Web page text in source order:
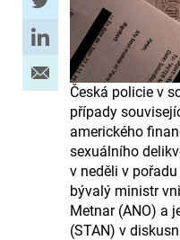
Česká policie v
případy
amerického
sexuálního
v neděli v
bývalý ministr
Metnar (ANO) a
(STAN) v